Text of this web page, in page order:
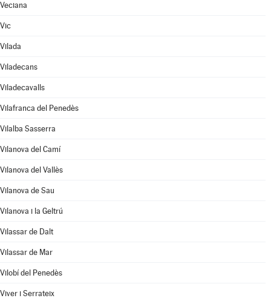
Veciana
Vic
Vilada
Viladecans
Viladecavalls
Vilafranca del Penedès
Vilalba Sasserra
Vilanova del Camí
Vilanova del Vallès
Vilanova de Sau
Vilanova i la Geltrú
Vilassar de Dalt
Vilassar de Mar
Vilobí del Penedès
Viver i Serrateix